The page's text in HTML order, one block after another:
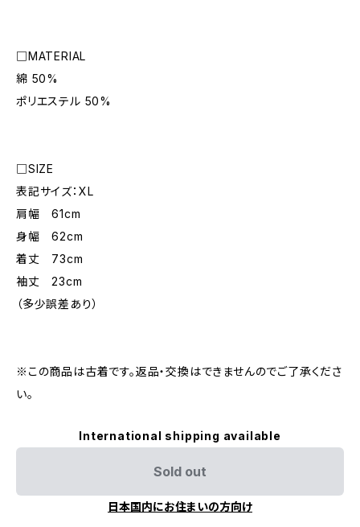
□MATERIAL
綿 50%
ポリエステル 50%
□SIZE
表記サイズ：XL
肩幅 61cm
身幅 62cm
着丈 73cm
袖丈 23cm
（多少誤差あり）
※この商品は古着です。返品・交換はできませんのでご了承くださ
い。
International shipping available
Sold out
日本国内にお住まいの方向け